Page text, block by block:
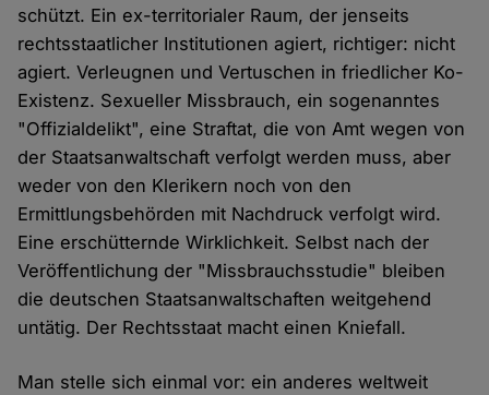
schützt. Ein ex-territorialer Raum, der jenseits
rechtsstaatlicher Institutionen agiert, richtiger: nicht
agiert. Verleugnen und Vertuschen in friedlicher Ko-
Existenz. Sexueller Missbrauch, ein sogenanntes
"Offizialdelikt", eine Straftat, die von Amt wegen von
der Staatsanwaltschaft verfolgt werden muss, aber
weder von den Klerikern noch von den
Ermittlungsbehörden mit Nachdruck verfolgt wird.
Eine erschütternde Wirklichkeit. Selbst nach der
Veröffentlichung der "Missbrauchsstudie" bleiben
die deutschen Staatsanwaltschaften weitgehend
untätig. Der Rechtsstaat macht einen Kniefall.
Man stelle sich einmal vor: ein anderes weltweit